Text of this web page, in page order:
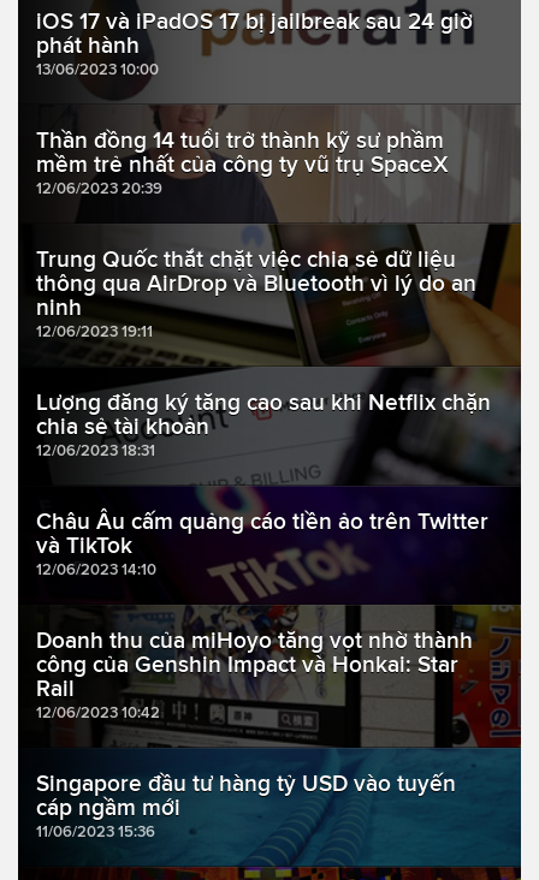
iOS 17 và iPadOS 17 bị jailbreak sau 24 giờ
phát hành
13/06/2023 10:00
Thần đồng 14 tuổi trở thành kỹ sư phầm
mềm trẻ nhất của công ty vũ trụ SpaceX
12/06/2023 20:39
Trung Quốc thắt chặt việc chia sẻ dữ liệu
thông qua AirDrop và Bluetooth vì lý do an
ninh
12/06/2023 19:11
Lượng đăng ký tăng cao sau khi Netflix chặn
chia sẻ tài khoản
12/06/2023 18:31
Châu Âu cấm quảng cáo tiền ảo trên Twitter
và TikTok
12/06/2023 14:10
Doanh thu của miHoyo tăng vọt nhờ thành
công của Genshin Impact và Honkai: Star
Rail
12/06/2023 10:42
Singapore đầu tư hàng tỷ USD vào tuyến
cáp ngầm mới
11/06/2023 15:36